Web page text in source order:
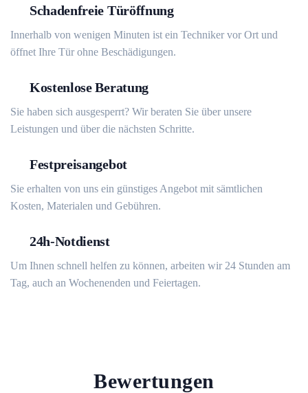
Schadenfreie Türöffnung
Innerhalb von wenigen Minuten ist ein Techniker vor Ort und
öffnet Ihre Tür ohne Beschädigungen.
Kostenlose Beratung
Sie haben sich ausgesperrt? Wir beraten Sie über unsere
Leistungen und über die nächsten Schritte.
Festpreisangebot
Sie erhalten von uns ein günstiges Angebot mit sämtlichen
Kosten, Materialen und Gebühren.
24h-Notdienst
Um Ihnen schnell helfen zu können, arbeiten wir 24 Stunden am
Tag, auch an Wochenenden und Feiertagen.
Bewertungen